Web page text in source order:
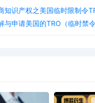
或隐匿资产；
议（Motion for Electronic
使用替代送达方式如电子邮件
定邮箱或Paypal关联邮箱等
知识产权之美国临时限制令
与申请美国的TRO（临时禁令